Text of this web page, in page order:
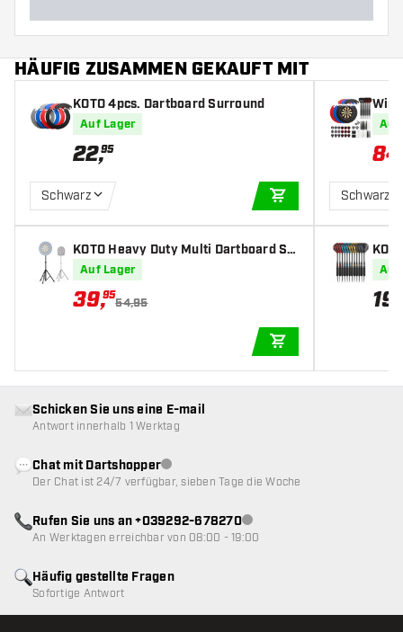
HÄUFIG ZUSAMMEN GEKAUFT MIT
KOTO 4pcs. Dartboard Surround
Auf Lager
22,95
Schwarz
IN DEN
KOTO Heavy Duty Multi Dartboard St
andard
Auf Lager
39,95
54,95
ig -
Auf
84
Schwarz
Auf
19
Häufig gestellte Fragen
Sofortige Antwort
Schicken Sie uns eine E-mail
Antwort innerhalb 1 Werktag
Chat mit DartshopperKundenservice nicht verfügbar
Der Chat ist 24/7 verfügbar, sieben Tage die Woche
Rufen Sie uns an +039292-678270Kundenservice nicht
An Werktagen erreichbar von 08:00 - 19:00